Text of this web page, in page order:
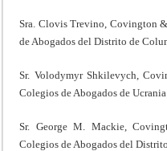
Sra. Clovis Trevino, Covington
de Abogados del Distrito de
Sr. Volodymyr Shkilevych,
Colegios de Abogados de
Sr. George M. Mackie,
Colegios de Abogados del